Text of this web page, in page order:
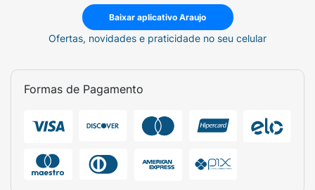
Baixar aplicativo Araujo
Ofertas, novidades e praticidade no seu celular
Formas de Pagamento